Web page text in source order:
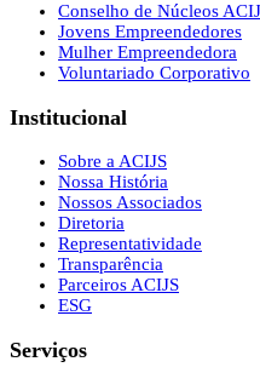
Conselho de Núcleos
Jovens Empreendedores
Mulher Empreendedora
Voluntariado Corporativo
Institucional
Sobre a ACIJS
Nossa História
Nossos Associados
Diretoria
Representatividade
Transparência
Parceiros ACIJS
ESG
Serviços